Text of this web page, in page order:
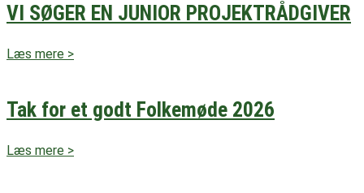
VI SØGER EN JUNIOR PROJEKTRÅDGIVER
Læs mere >
Tak for et godt Folkemøde 2026
Læs mere >